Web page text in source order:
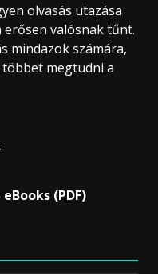
olvasás utazása
valósnak tűnt.
mindazok számára,
megtudni a
(PDF)